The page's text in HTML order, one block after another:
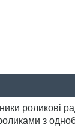
роликові
з